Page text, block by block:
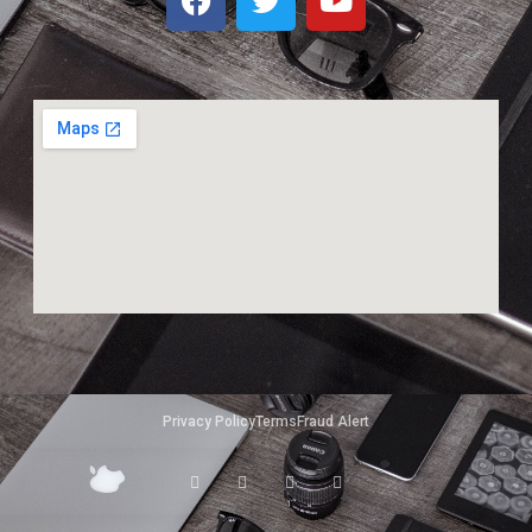
Privacy PolicyTermsFraud Alert